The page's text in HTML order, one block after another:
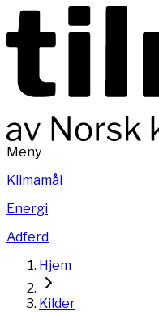
Meny
Klimamål
Energi
Adferd
Hjem
Kilder